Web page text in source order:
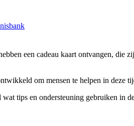
een cadeau kaart ontvangen,
om mensen te helpen in deze
tips en ondersteuning gebruiken in